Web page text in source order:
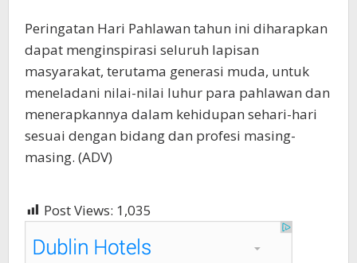
Peringatan Hari Pahlawan tahun ini diharapkan
dapat menginspirasi seluruh lapisan
masyarakat, terutama generasi muda, untuk
meneladani nilai-nilai luhur para pahlawan dan
menerapkannya dalam kehidupan sehari-hari
sesuai dengan bidang dan profesi masing-
masing. (ADV)
Post Views: 1,035